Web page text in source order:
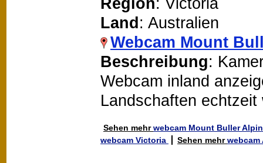
Land: Australien
Webcam Mount
Beschreibung:
Webcam inland
Landschaften echtzeit
Sehen mehrwebcam Mount Buller
webcam Victoria
Sehen mehrwebcam